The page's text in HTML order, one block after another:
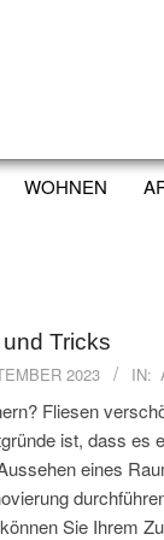
WOHNEN
Tricks
2023 IN:
Fliesen
ist, dass es
eines
Sie Ihrem